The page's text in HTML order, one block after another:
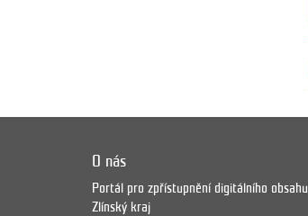
O nás
Portál pro zpřístupnění digitálního obsahu
Zlínský kraj